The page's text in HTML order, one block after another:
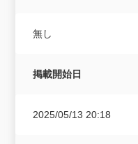
無し
掲載開始日
2025/05/13 20:18